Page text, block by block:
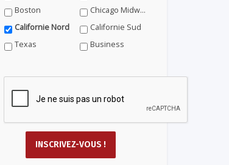
Boston
Chicago Midwest
Californie Nord
Californie Sud
Texas
Business